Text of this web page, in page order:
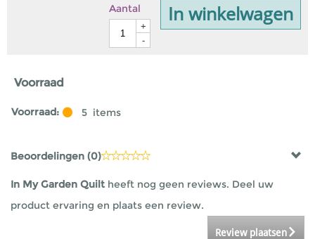
Aantal
+
-
In winkelwagen
Voorraad
Voorraad: 5 items
Beoordelingen (0)
In My Garden Quilt heeft nog geen reviews. Deel uw
product ervaring en plaats een review.
Review plaatsen